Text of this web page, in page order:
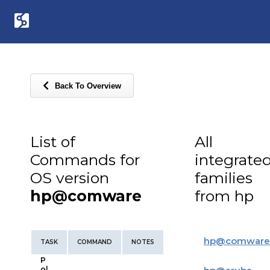
Back To Overview
List of
Commands for
OS version
hp@comware
TASK COMMAND NOTES
P
All
families
from hp
hp@comware